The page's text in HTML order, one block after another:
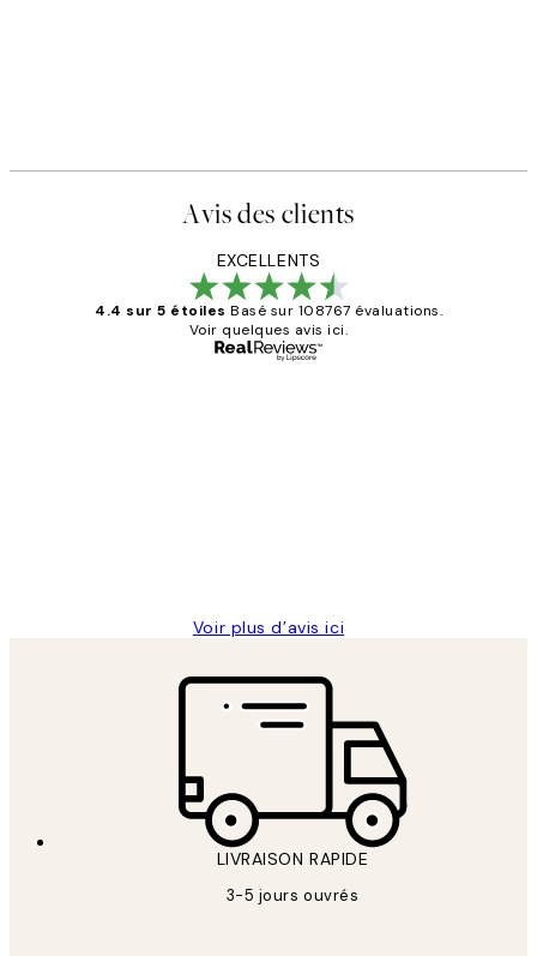
Avis des clients
EXCELLENTS
4.4 sur 5 étoiles Basé sur 108767 évaluations.
Voir quelques avis ici.
Voir plus d’avis ici
LIVRAISON RAPIDE
3-5 jours ouvrés